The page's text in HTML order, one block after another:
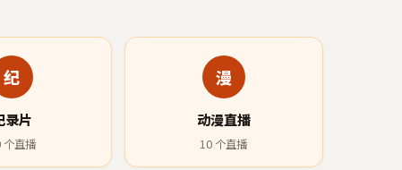
纪
录片
个直播
漫
动漫直播
10 个直播